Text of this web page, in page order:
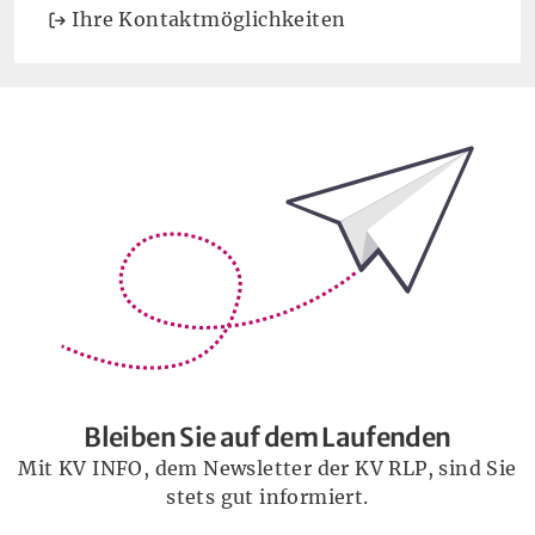
Ihre Kontaktmöglichkeiten
Bleiben Sie auf dem Laufenden
Mit KV INFO, dem Newsletter der KV RLP, sind Sie
stets gut informiert.